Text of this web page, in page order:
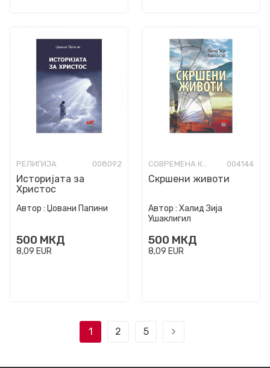
РЕЛИГИЈА 008092
Историјата за
Христос
Автор : Џовани Папини
500 МКД
8,09 EUR
СОВРЕМЕНА КНИЖЕВНОСТ 004144
Скршени животи
Автор : Халид Зија
Ушаклигил
500 МКД
8,09 EUR
1 2 5